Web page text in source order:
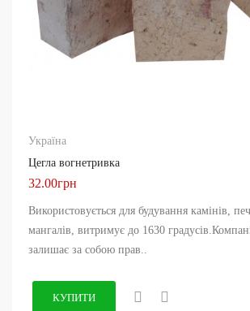
Україна
Цегла вогнетривка
32.00грн
Використовується для будування камінів,
мангалів, витримує до 1630
залишає за собою прав..
КУПИТИ